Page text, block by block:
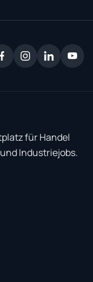
für Handel
Industriejobs.